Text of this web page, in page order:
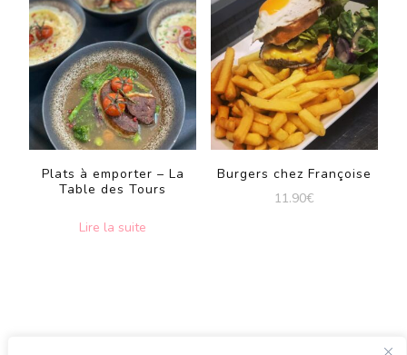
Plats à emporter – La
Table des Tours
Lire la suite
Burgers chez Françoise
11.90€